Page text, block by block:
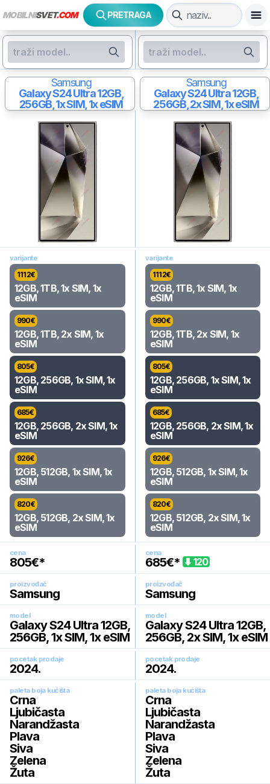
MOBILNISVET.COM PRETRAGA
Samsung
Galaxy S24 Ultra12GB,
256GB, 1x SIM, 1x eSIM
Samsung
Galaxy S24 Ultra12GB,
256GB, 2x SIM, 1x eSIM
varijante
1112€
12GB, 1TB, 1x SIM, 1x
eSIM
990€
12GB, 1TB, 2x SIM, 1x
eSIM
805€
12GB, 256GB, 1x SIM, 1x
eSIM
685€
12GB, 256GB, 2x SIM, 1x
eSIM
926€
12GB, 512GB, 1x SIM, 1x
eSIM
820€
12GB, 512GB, 2x SIM, 1x
eSIM
varijante
1112€
12GB, 1TB, 1x SIM, 1x
eSIM
990€
12GB, 1TB, 2x SIM, 1x
eSIM
805€
12GB, 256GB, 1x SIM, 1x
eSIM
685€
12GB, 256GB, 2x SIM, 1x
eSIM
926€
12GB, 512GB, 1x SIM, 1x
eSIM
820€
12GB, 512GB, 2x SIM, 1x
eSIM
cena
805€*
cena
685€* 120
proizvođač
Samsung
proizvođač
Samsung
model
Galaxy S24 Ultra 12GB,
256GB, 1x SIM, 1x eSIM
model
Galaxy S24 Ultra 12GB,
256GB, 2x SIM, 1x eSIM
pocetak prodaje
2024.
pocetak prodaje
2024.
paleta boja kućišta
Crna
Ljubičasta
Narandžasta
Plava
Siva
Zelena
Žuta
paleta boja kućišta
Crna
Ljubičasta
Narandžasta
Plava
Siva
Zelena
Žuta